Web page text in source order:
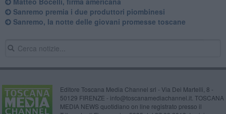
Sanremo premia i due produttori piombinesi
Sanremo, la notte delle giovani promesse toscane
Editore Toscana Media Channel srl - Via Dei Martelli, 8 -
50129 FIRENZE - info@toscanamediachannel.it. TOSCANA
MEDIA NEWS quotidiano on line registrato presso il